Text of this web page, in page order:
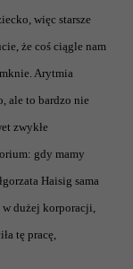
więc starsze
że coś ciągle nam
Arytmia
ale to bardzo nie
zwykłe
gdy mamy
Haisig sama
w dużej korporacji,
tę pracę,